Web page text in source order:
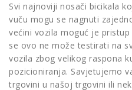
Svi najnoviji nosači bicikala
vuču mogu se nagnuti
većini vozila moguć je
se ovo ne može testirati na
vozila zbog velikog raspona
pozicioniranja. Savjetujemo
trgovini u našoj trgovini ili